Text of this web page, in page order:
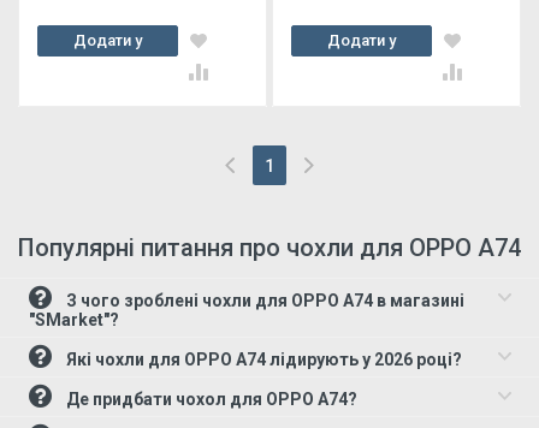
Додати у
кошик
Додати у
кошик
1
(current)
Популярні питання про чохли для OPPO A74
"SMarket"?
Які чохли для OPPO A74 лідирують у 2026 році?
Де придбати чохол для OPPO A74?